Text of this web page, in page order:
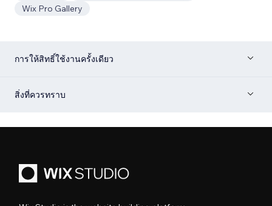
Wix Pro Gallery
การให้สิทธิ์ใช้งานครั้งเดียว
สิ่งที่ควรทราบ